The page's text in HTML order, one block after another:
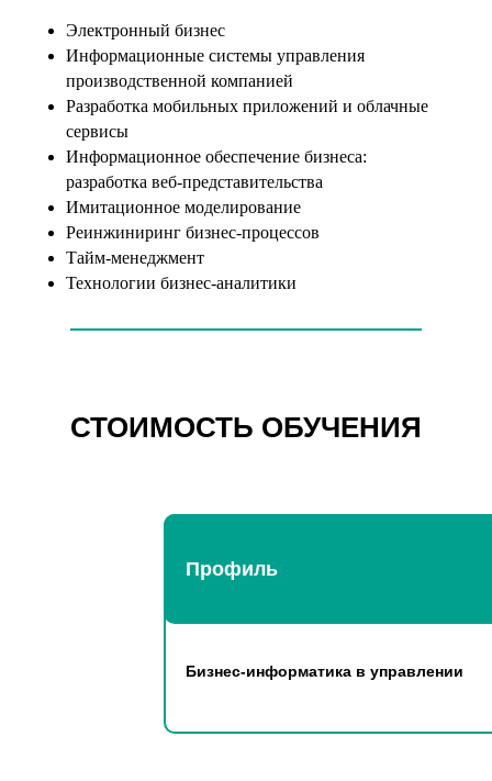
Электронный бизнес
Информационные системы управления
производственной компанией
Разработка мобильных приложений и облачные
сервисы
Информационное обеспечение бизнеса:
разработка веб-представительства
Имитационное моделирование
Реинжиниринг бизнес-процессов
Тайм-менеджмент
Технологии бизнес-аналитики
СТОИМОСТЬ ОБУЧЕНИЯ
Профиль
Бизнес-информатика в управлении